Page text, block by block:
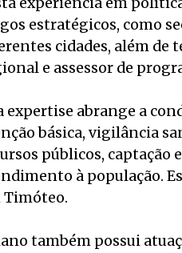
estratégicos, como
cidades, além de
e assessor de
expertise abrange a
básica, vigilância
públicos, captação
à população.
Timóteo.
também possui